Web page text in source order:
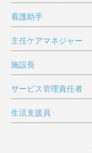
看護助手
主任ケアマネジャー
施設長
サービス管理責任者
生活支援員